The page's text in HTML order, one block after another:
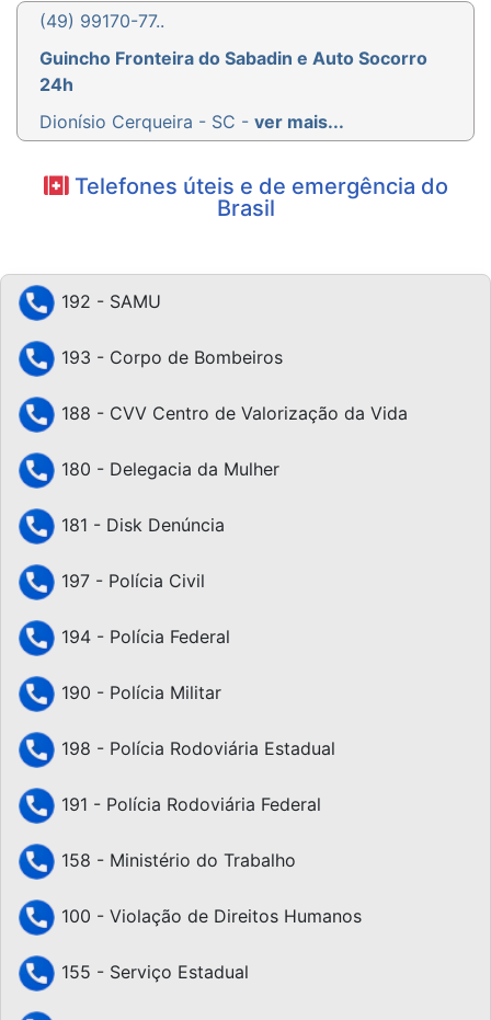
(49) 99170-77..
Guincho Fronteira do Sabadin e Auto Socorro
24h
Dionísio Cerqueira - SC - ver mais...
Telefones úteis e de emergência do
Brasil
192 - SAMU
193 - Corpo de Bombeiros
188 - CVV Centro de Valorização da Vida
180 - Delegacia da Mulher
181 - Disk Denúncia
197 - Polícia Civil
194 - Polícia Federal
190 - Polícia Militar
198 - Polícia Rodoviária Estadual
191 - Polícia Rodoviária Federal
158 - Ministério do Trabalho
100 - Violação de Direitos Humanos
155 - Serviço Estadual